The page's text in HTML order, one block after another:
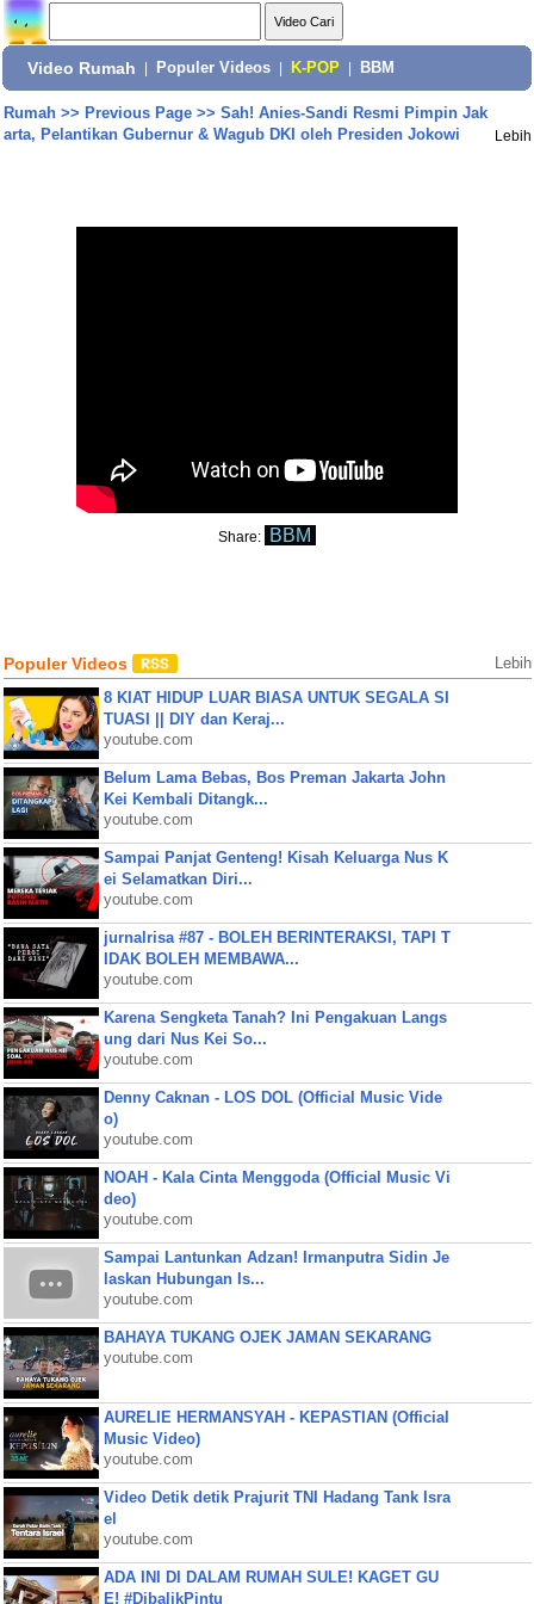
Video Rumah Populer Videos K-POP BBM
Rumah>> Previous Page>> Sah! Anies-Sandi Resmi Pimpin Jak
arta, Pelantikan Gubernur & Wagub DKI oleh Presiden Jokowi
Lebih
Share: BBM
Populer Videos Lebih
8 KIAT HIDUP LUAR BIASA UNTUK SEGALA SI
TUASI || DIY dan Keraj...
youtube.com
Belum Lama Bebas, Bos Preman Jakarta John
Kei Kembali Ditangk...
youtube.com
Sampai Panjat Genteng! Kisah Keluarga Nus K
ei Selamatkan Diri...
youtube.com
jurnalrisa #87 - BOLEH BERINTERAKSI, TAPI T
IDAK BOLEH MEMBAWA...
youtube.com
Karena Sengketa Tanah? Ini Pengakuan Langs
ung dari Nus Kei So...
youtube.com
Denny Caknan - LOS DOL (Official Music Vide
o)
youtube.com
NOAH - Kala Cinta Menggoda (Official Music Vi
deo)
youtube.com
Sampai Lantunkan Adzan! Irmanputra Sidin Je
laskan Hubungan Is...
youtube.com
BAHAYA TUKANG OJEK JAMAN SEKARANG
youtube.com
AURELIE HERMANSYAH - KEPASTIAN (Official
Music Video)
youtube.com
Video Detik detik Prajurit TNI Hadang Tank Isra
el
youtube.com
ADA INI DI DALAM RUMAH SULE! KAGET GU
E! #DibalikPintu